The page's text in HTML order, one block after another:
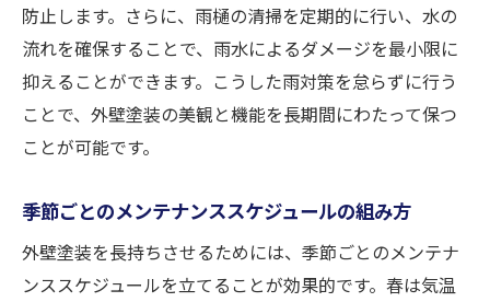
防止します。さらに、雨樋の清掃を定期的に行い、水の
流れを確保することで、雨水によるダメージを最小限に
抑えることができます。こうした雨対策を怠らずに行う
ことで、外壁塗装の美観と機能を長期間にわたって保つ
ことが可能です。
季節ごとのメンテナンススケジュールの組み方
外壁塗装を長持ちさせるためには、季節ごとのメンテナ
ンススケジュールを立てることが効果的です。春は気温